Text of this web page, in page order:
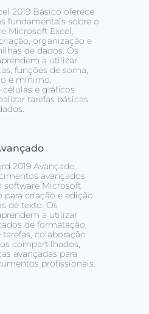
2019 Básico oferece
fundamentais sobre o
Microsoft Excel,
organização e
de dados. Os
a utilizar
funções de soma,
e mínimo,
e gráficos
tarefas básicas
2019 Avançado
avançados
software Microsoft
para criação e edição
de texto. Os
a utilizar
de formatação,
colaboração
compartilhados,
avançadas para
profissionais.